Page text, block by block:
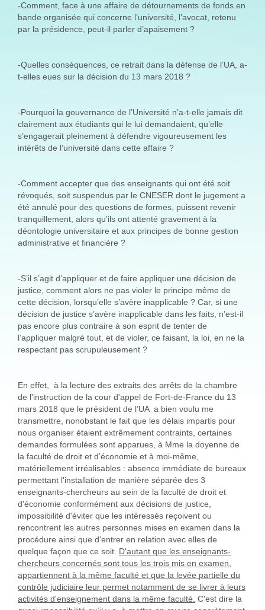
-Comment, face à une affaire de détournements de fonds en
bande organisée qui concerne l’université, l’avocat, retenu
par la présidence, peut-il parler d’apaisement ?
-Quelles conséquences, ce retrait dans la défense de l’UA, a-
t-elles eues sur la décision du 13 mars 2018 ?
-Pourquoi la gouvernance de l’Université n’a-t-elle jamais dit
clairement aux étudiants qui le lui demandaient, qu’elle
s’engagerait pleinement à défendre vigoureusement les
intérêts de l’université dans cette affaire ?
-Comment accepter que des enseignants qui ont été soit
révoqués, soit suspendus par le CNESER dont le jugement a
été annulé pour des questions de formes, puissent revenir
tranquillement, alors qu’ils ont attenté gravement à la
déontologie universitaire et aux principes de bonne gestion
administrative et financière ?
-S’il s’agit d’appliquer et de faire appliquer une décision de
justice, comment alors ne pas violer le principe même de
cette décision, lorsqu’elle s’avère inapplicable ? Car, si une
décision de justice s’avère inapplicable dans les faits, n’est-il
pas encore plus contraire à son esprit de tenter de
l’appliquer malgré tout, et de violer, ce faisant, la loi, en ne la
respectant pas scrupuleusement ?
En effet, à la lecture des extraits des arrêts de la chambre
de l'instruction de la cour d'appel de Fort-de-France du 13
mars 2018 que le président de l’UA a bien voulu me
transmettre, nonobstant le fait que les délais impartis pour
nous organiser étaient extrêmement contraints, certaines
demandes formulées sont apparues, à Mme la doyenne de
la faculté de droit et d’économie et à moi-même,
matériellement irréalisables : absence immédiate de bureaux
permettant l'installation de manière séparée des 3
enseignants-chercheurs au sein de la faculté de droit et
d'économie conformément aux décisions de justice,
impossibilité d'éviter que les intéressés reçoivent ou
rencontrent les autres personnes mises en examen dans la
procédure ainsi que d'entrer en relation avec elles de
quelque façon que ce soit. D'autant que les enseignants-
chercheurs concernés sont tous les trois mis en examen,
appartiennent à la même faculté et que la levée partielle du
contrôle judiciaire leur permet notamment de se livrer à leurs
activités d'enseignement dans la même faculté. C'est dire la